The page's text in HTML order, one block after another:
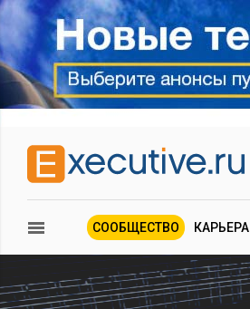
СООБЩЕСТВО КАРЬЕРА